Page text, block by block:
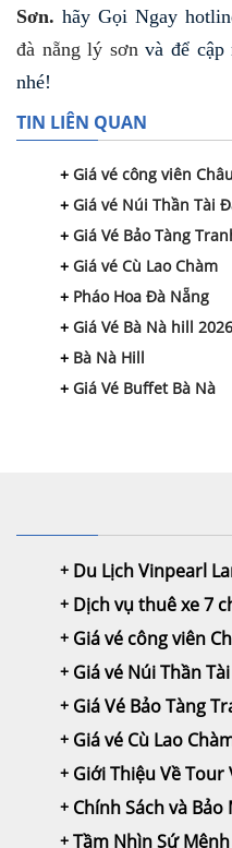
Sơn.hãy Gọi Ngay
đà nẵng lý sơn và để cập
nhé!
TIN LIÊN QUAN
Giá vé công viên
Giá vé Núi Thần Tài
Giá Vé Bảo Tàng
Giá vé Cù Lao Chàm
Pháo Hoa Đà Nẵng
Giá Vé Bà Nà hill
Bà Nà Hill
Giá Vé Buffet Bà Nà
Du Lịch Vinpearl
Dịch vụ thuê xe 7
Giá vé công viên
Giá vé Núi Thần
Giá Vé Bảo Tàng
Giá vé Cù Lao
Giới Thiệu Về
Chính Sách và Bảo
Tầm Nhìn Sứ Mệnh